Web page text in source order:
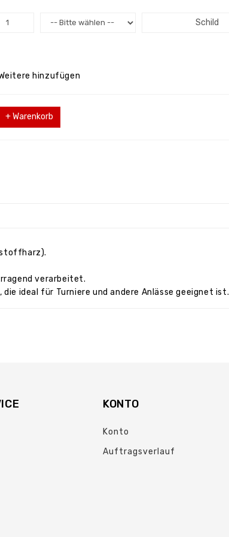
Schild
hinzufügen
+ Warenkorb
verarbeitet.
ideal für Turniere und andere Anlässe geeignet ist.
KONTO
Konto
Auftragsverlauf